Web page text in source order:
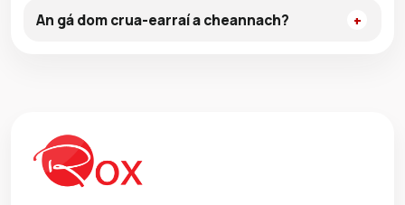
An gá dom crua-earraí a cheannach?